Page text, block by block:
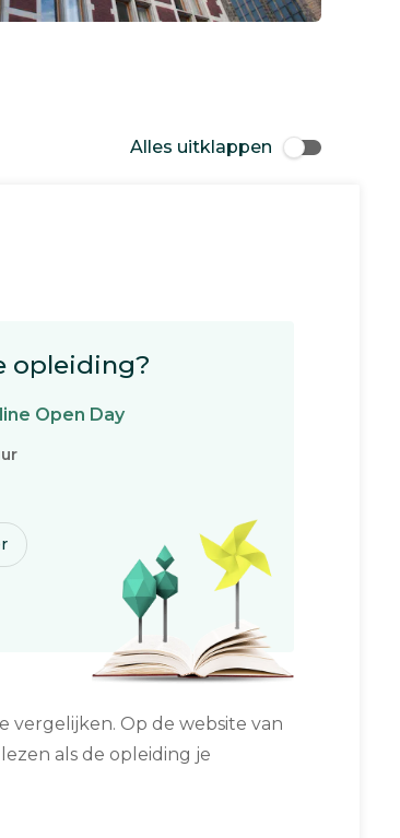
Alles uitklappen
opleiding?
Open Day
vergelijken. Op de website van
als de opleiding je